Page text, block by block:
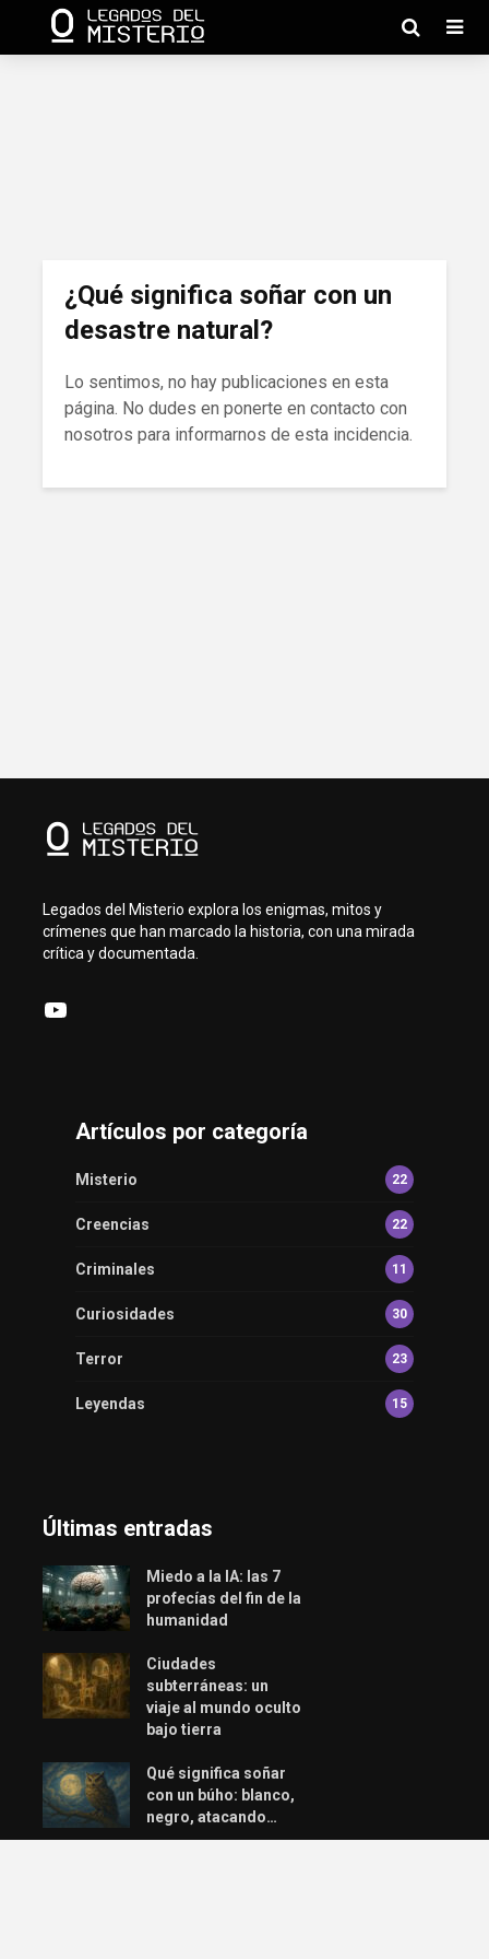
¿Qué significa soñar con un
desastre natural?
Lo sentimos, no hay publicaciones en esta
página. No dudes en ponerte en contacto con
nosotros para informarnos de esta incidencia.
Legados del Misterio explora los enigmas, mitos y
crímenes que han marcado la historia, con una mirada
crítica y documentada.
YouTube
Artículos por categoría
Misterio 22
Creencias 22
Criminales 11
Curiosidades 30
Terror 23
Leyendas 15
Últimas entradas
Miedo a la IA: las 7
profecías del fin de la
humanidad
Ciudades
subterráneas: un
viaje al mundo oculto
bajo tierra
Qué significa soñar
con un búho: blanco,
negro, atacando…